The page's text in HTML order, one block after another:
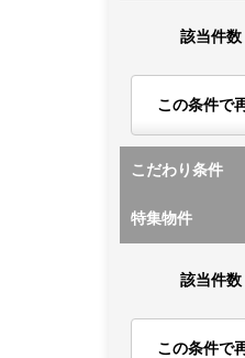
該当件数
この条件で
こだわり条件
特集物件
該当件数
この条件で